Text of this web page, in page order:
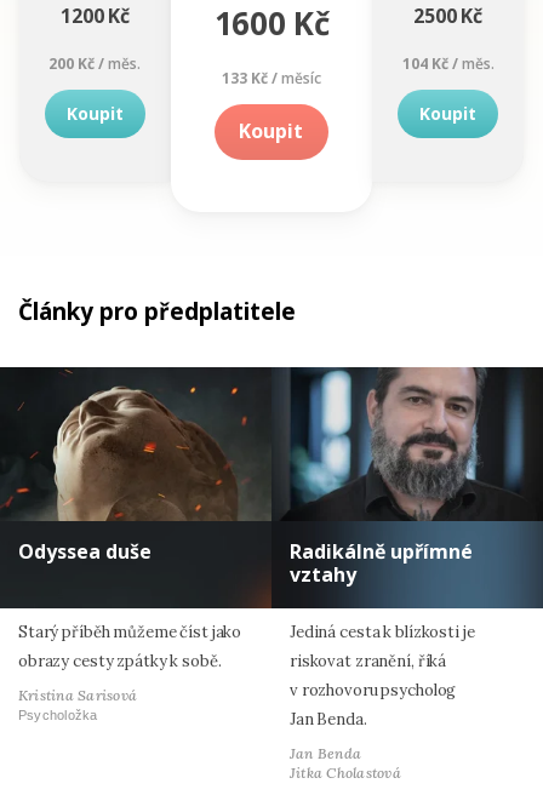
1200 Kč
200 Kč /měs.
Koupit
1600 Kč
133 Kč /měsíc
Koupit
2500 Kč
104 Kč /měs.
Koupit
Články pro předplatitele
Odyssea duše
Starý příběh můžeme číst jako
obrazy cesty zpátky k sobě.
Kristina Sarisová
Psycholožka
Radikálně upřímné
vztahy
Jediná cesta k blízkosti je
riskovat zranění, říká
v rozhovoru psycholog
Jan Benda.
Jan Benda
Jitka Cholastová